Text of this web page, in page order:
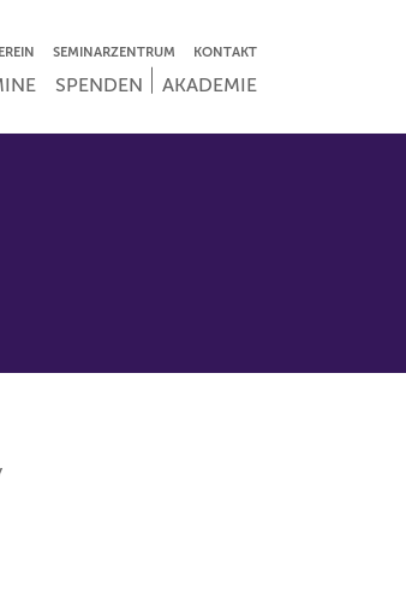
SEMINARZENTRUM KONTAKT
SPENDEN AKADEMIE